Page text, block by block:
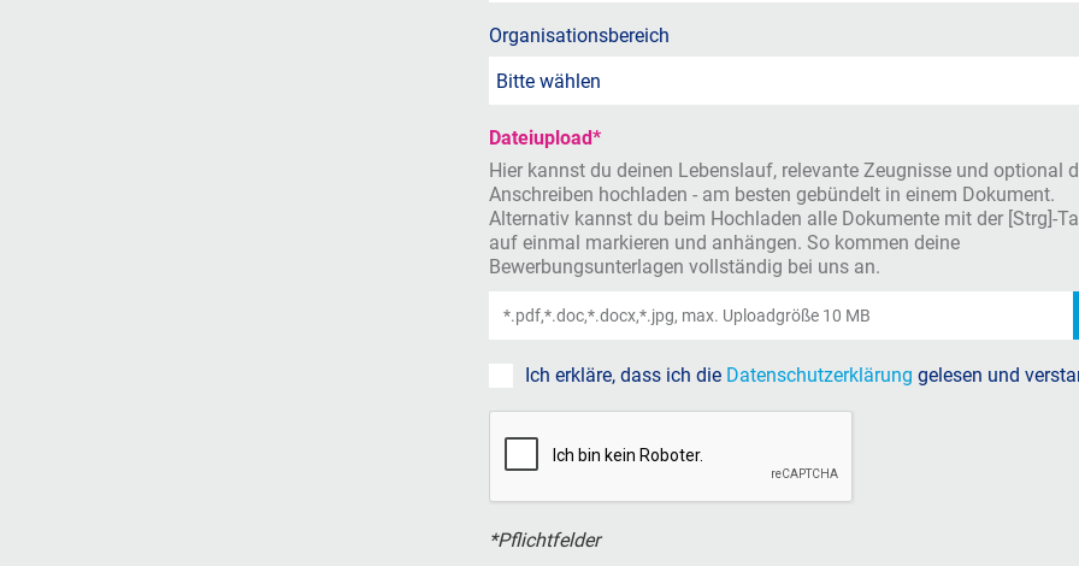
Organisationsbereich
Bitte wählen
Dateiupload*
Hier kannst du deinen Lebenslauf, relevante Zeugnisse und optional
Anschreiben hochladen - am besten gebündelt in einem Dokument.
Alternativ kannst du beim Hochladen alle Dokumente mit der [Strg]-
auf einmal markieren und anhängen. So kommen deine
Bewerbungsunterlagen vollständig bei uns an.
Ich erkläre, dass ich die Datenschutzerklärung gelesen und
*Pflichtfelder